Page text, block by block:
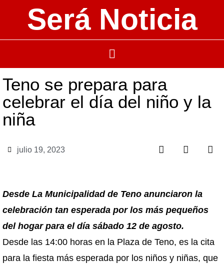
Será Noticia
Teno se prepara para
celebrar el día del niño y la
niña
julio 19, 2023
Desde La Municipalidad de Teno anunciaron la
celebración tan esperada por los más pequeños
del hogar para el día sábado 12 de agosto.
Desde las 14:00 horas en la Plaza de Teno, es la cita
para la fiesta más esperada por los niños y niñas, que